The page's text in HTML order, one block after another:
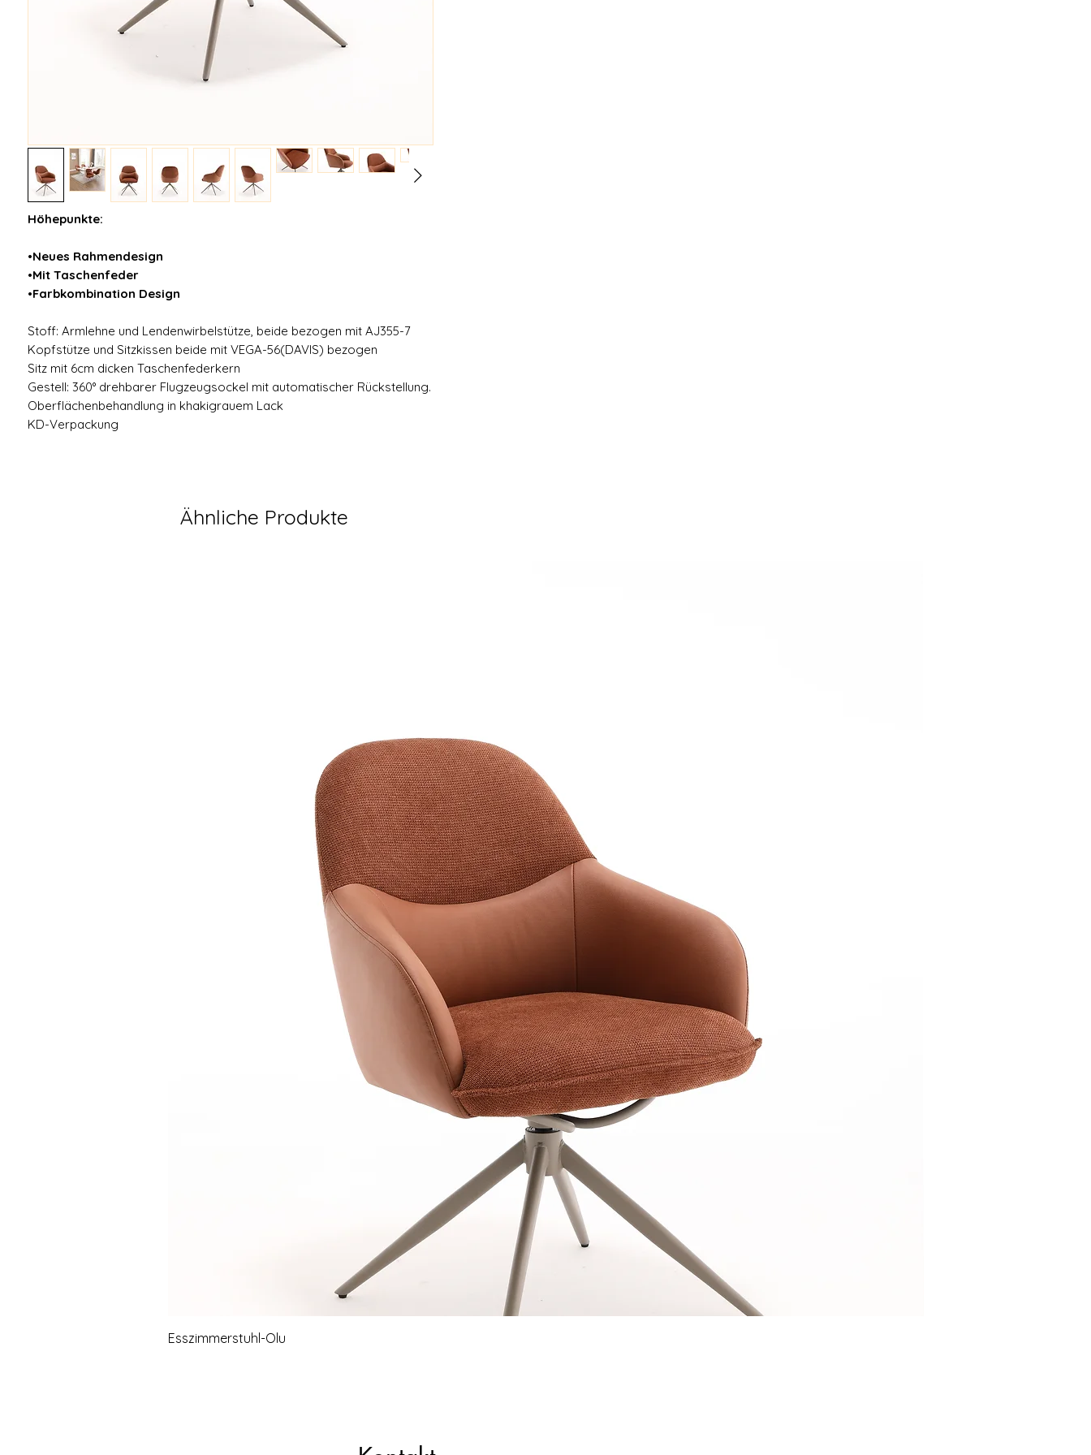
Höhepunkte:
•Neues Rahmendesign
•Mit Taschenfeder
•Farbkombination Design
Stoff: Armlehne und Lendenwirbelstütze, beide bezogen mit AJ355-7
Kopfstütze und Sitzkissen beide mit VEGA-56(DAVIS) bezogen
Sitz mit 6cm dicken Taschenfederkern
Gestell: 360° drehbarer Flugzeugsockel mit automatischer Rückstellung.
Oberflächenbehandlung in khakigrauem Lack
KD-Verpackung
Ähnliche Produkte
Esszimmerstuhl-Olu